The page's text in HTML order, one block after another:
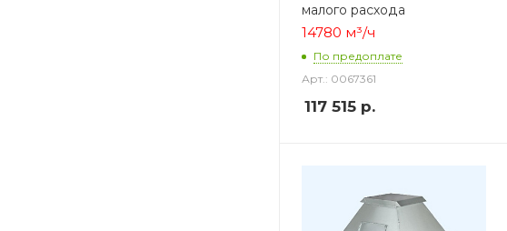
малого расхода
14780 м³/ч
По предоплате
Арт.: 0067361
117 515 р.